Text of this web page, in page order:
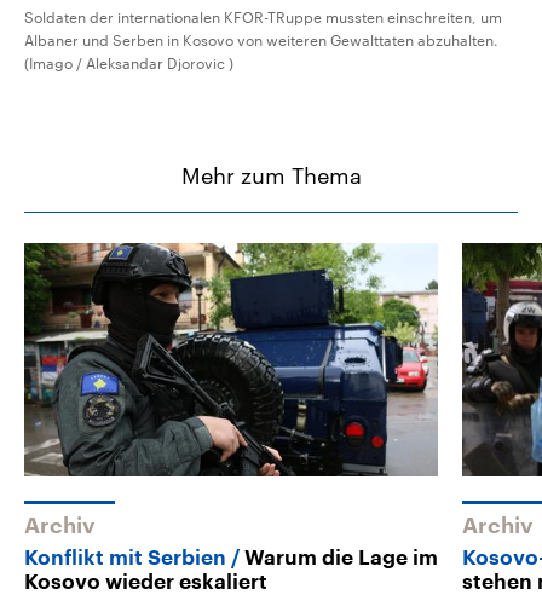
Soldaten der internationalen KFOR-TRuppe mussten einschreiten, um
Albaner und Serben in Kosovo von weiteren Gewalttaten abzuhalten.
(Imago / Aleksandar Djorovic )
Mehr zum Thema
Archiv
Konflikt mit Serbien
Warum die Lage im
Kosovo wieder eskaliert
Archiv
stehen